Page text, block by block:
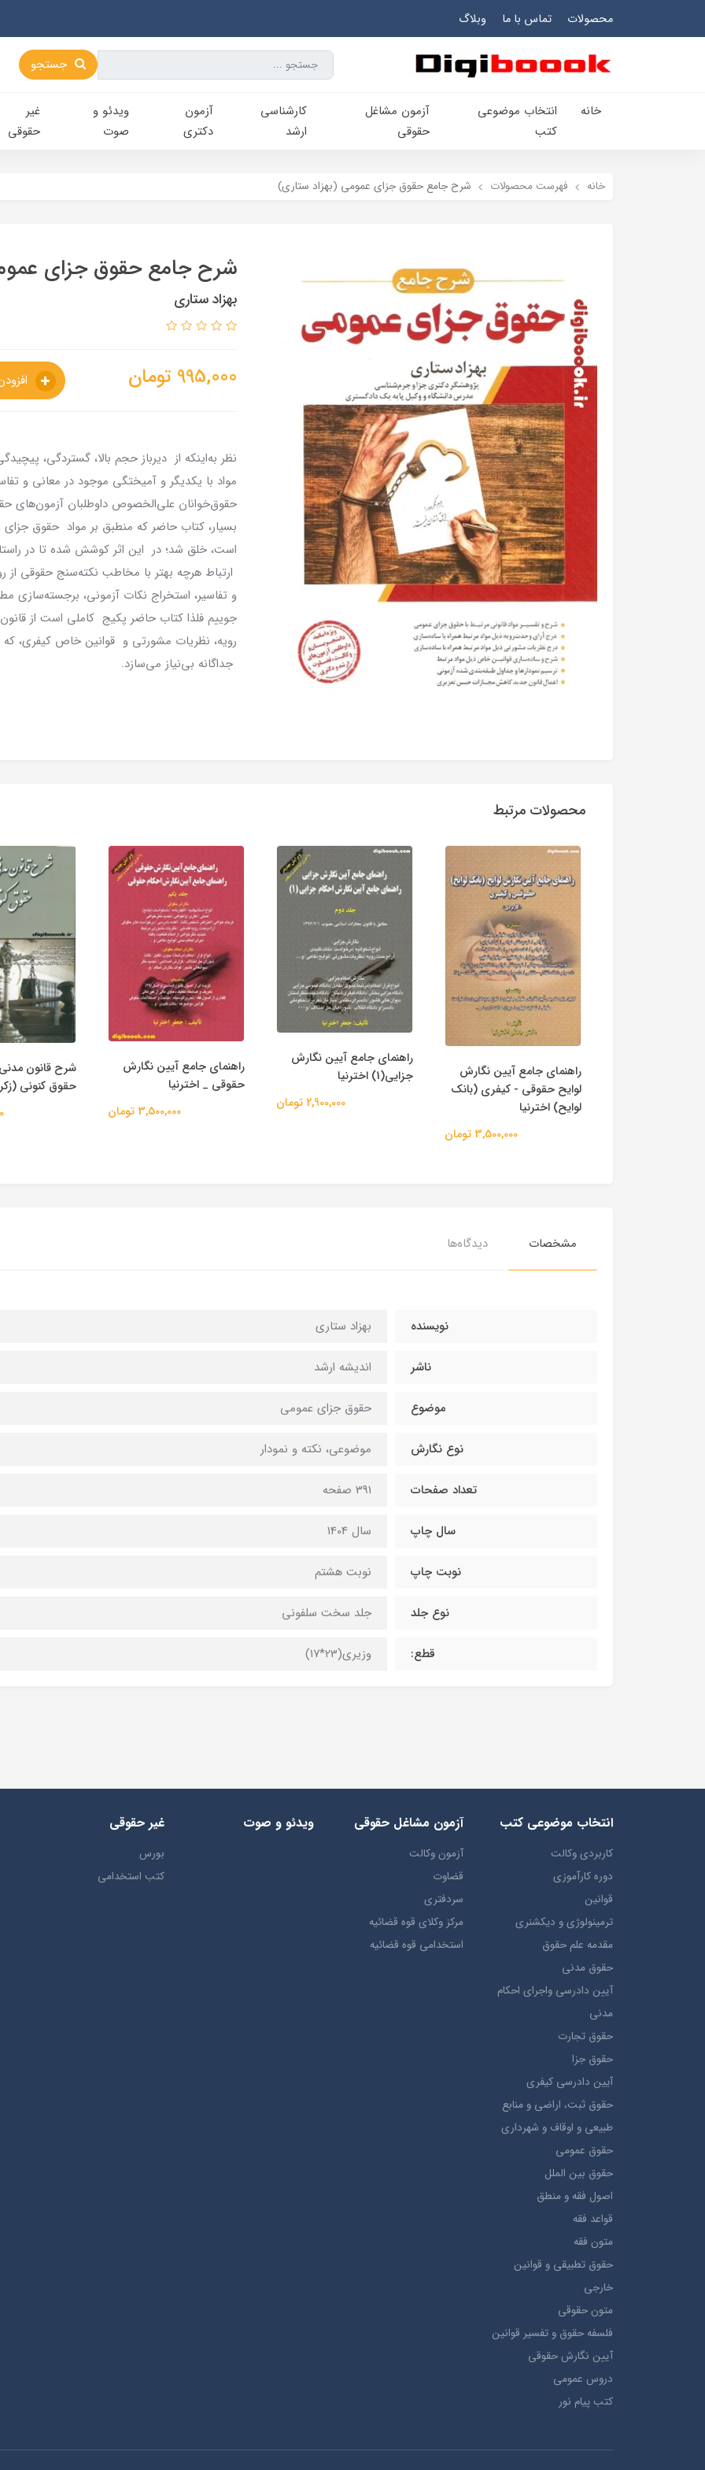
محصولات تماس با ما وبلاگ
جستجو
خانه
انتخاب​ موضوعي​
کتب
آزمون مشاغل
حقوقی
کارشناسی‌
ارشد
آزمون
دکتری
ویدئو و
صوت
غیر
حقوقی
خانه فهرست محصولات شرح جامع حقوق جزای عمومی (بهزاد ستاری)
شرح جامع حقوق جزای
بهزاد ستاری
995,000 تومان
نظر به‌اینکه از دیرباز حجم بالا، گستردگی،
مواد با یکدیگر و آمیختگی موجود در معانی و
حقوق‌خوانان علی‌الخصوص داوطلبان آزمون‌های
بسیار، کتاب حاضر که منطبق بر مواد حقوق
است، خلق شد؛ در این اثر کوشش شده تا در
ارتباط هرچه بهتر با مخاطب نکته‌سنج حقوقی
و تفاسیر، استخراج نکات آزمونی، برجسته‌سازی
جوییم فلذا کتاب حاضر پکیج کاملی است از
رویه، نظریات مشورتی و قوانین خاص کیفری، که
جداگانه بی‌نیاز می‌سازد.
محصولات مرتبط
راهنمای جامع آیین نگارش
لوایح حقوقی - کیفری (بانک
لوایح) اخترنیا
3,500,000 تومان
راهنمای جامع آیین نگارش
جزایی(1) اخترنیا
2,900,000 تومان
راهنمای جامع آیین نگارش
حقوقی _ اخترنیا
3,500,000 تومان
شرح قانون
حقوق کنونی
مشخصات دیدگاه‌ها
نویسنده بهزاد ستاری
ناشر اندیشه ارشد
موضوع حقوق جزای عمومی
نوع نگارش موضوعی، نکته و نمودار
تعداد صفحات 391 صفحه
سال چاپ سال 1404
نوبت چاپ نوبت هشتم
نوع جلد جلد سخت سلفونی
قطع: وزیری(23*17)
انتخاب​ موضوعي​ کتب
کاربردی وکالت
دوره کارآموزی
قوانین
ترمينولوژي و ديکشنري
مقدمه علم حقوق
حقوق مدني
آيين دادرسي ​واجراي ​احکام ​
مدني
حقوق تجارت
حقوق جزا
آيین دادرسی کیفری
حقوق ثبت، اراضي و منابع
طبيعي و اوقاف و شهرداری
حقوق عمومی
حقوق بين الملل
اصول فقه و منطق
قواعد فقه
متون فقه
حقوق تطبيقي و قوانین
خارجی
متون حقوقي
فلسفه حقوق و تفسیر قوانین
آیین نگارش حقوقی
دروس عمومی
کتب پیام نور
آزمون مشاغل حقوقی
آزمون وکالت
قضاوت
سردفتری
مرکز وکلای قوه قضائیه
استخدامی قوه قضائیه
ویدئو و صوت غیر حقوقی
بورس
کتب استخدامی